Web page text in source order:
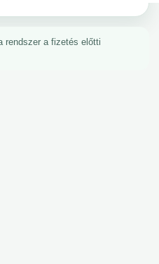
rendszer a fizetés előtti